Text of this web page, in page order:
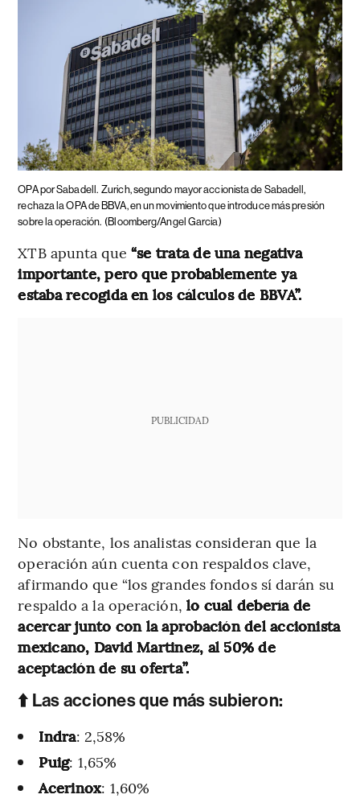
OPA por Sabadell. Zurich, segundo mayor accionista de Sabadell,
rechaza la OPA de BBVA, en un movimiento que introduce más presión
sobre la operación. (Bloomberg/Angel Garcia)
XTB apunta que “se trata de una negativa
importante, pero que probablemente ya
estaba recogida en los cálculos de BBVA”.
PUBLICIDAD
No obstante, los analistas consideran que la
operación aún cuenta con respaldos clave,
afirmando que “los grandes fondos sí darán su
respaldo a la operación, lo cual debería de
acercar junto con la aprobación del accionista
mexicano, David Martinez, al 50% de
aceptación de su oferta”.
⬆️ Las acciones que más subieron:
Indra: 2,58%
Puig: 1,65%
Acerinox: 1,60%